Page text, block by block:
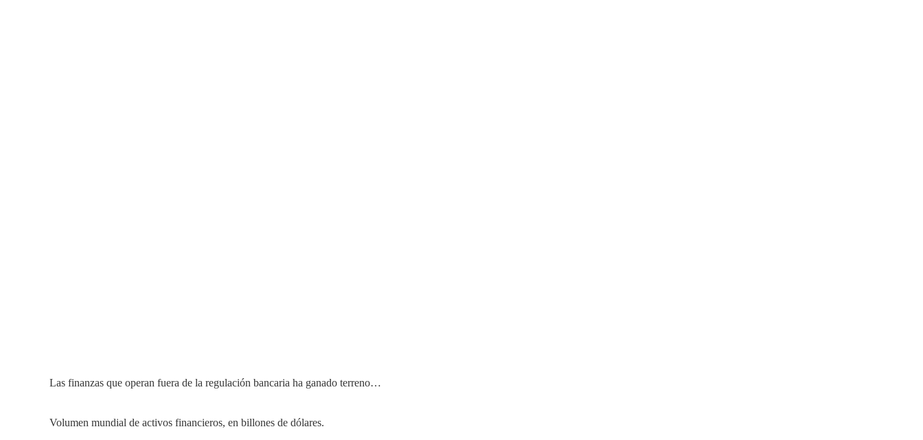
Las finanzas que operan fuera de la regulación bancaria ha ganado terreno…
Volumen mundial de activos financieros, en billones de dólares.